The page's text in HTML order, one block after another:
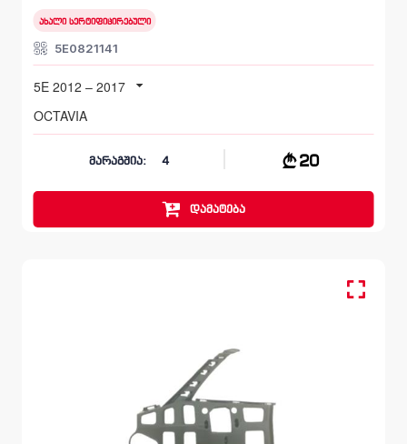
ახალი სერტიფიცირებული
5E0821141
5E 2012 – 2017
OCTAVIA
მარაგშია: 4 20
დამატება